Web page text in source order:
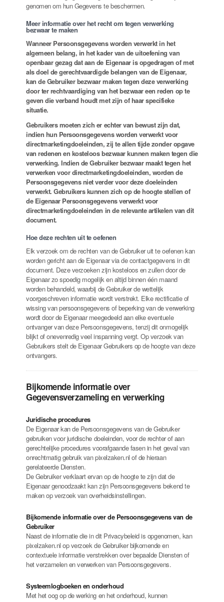
genomen om hun Gegevens te beschermen.
Meer informatie over het recht om tegen verwerking
bezwaar te maken
Wanneer Persoonsgegevens worden verwerkt in het
algemeen belang, in het kader van de uitoefening van
openbaar gezag dat aan de Eigenaar is opgedragen of met
als doel de gerechtvaardigde belangen van de Eigenaar,
kan de Gebruiker bezwaar maken tegen deze verwerking
door ter rechtvaardiging van het bezwaar een reden op te
geven die verband houdt met zijn of haar specifieke
situatie.
Gebruikers moeten zich er echter van bewust zijn dat,
indien hun Persoonsgegevens worden verwerkt voor
directmarketingdoeleinden, zij te allen tijde zonder opgave
van redenen en kosteloos bezwaar kunnen maken tegen die
verwerking. Indien de Gebruiker bezwaar maakt tegen het
verwerken voor directmarketingdoeleinden, worden de
Persoonsgegevens niet verder voor deze doeleinden
verwerkt. Gebruikers kunnen zich op de hoogte stellen of
de Eigenaar Persoonsgegevens verwerkt voor
directmarketingdoeleinden in de relevante artikelen van dit
document.
Hoe deze rechten uit te oefenen
Elk verzoek om de rechten van de Gebruiker uit te oefenen kan
worden gericht aan de Eigenaar via de contactgegevens in dit
document. Deze verzoeken zijn kosteloos en zullen door de
Eigenaar zo spoedig mogelijk en altijd binnen één maand
worden behandeld, waarbij de Gebruiker de wettelijk
voorgeschreven informatie wordt verstrekt. Elke rectificatie of
wissing van persoonsgegevens of beperking van de verwerking
wordt door de Eigenaar meegedeeld aan elke eventuele
ontvanger van deze Persoonsgegevens, tenzij dit onmogelijk
blijkt of onevenredig veel inspanning vergt. Op verzoek van
Gebruikers stelt de Eigenaar Gebruikers op de hoogte van deze
ontvangers.
Bijkomende informatie over
Gegevensverzameling en verwerking
Juridische procedures
De Eigenaar kan de Persoonsgegevens van de Gebruiker
gebruiken voor juridische doeleinden, voor de rechter of aan
gerechtelijke procedures voorafgaande fasen in het geval van
onrechtmatig gebruik van pixelzaken.nl of de hieraan
gerelateerde Diensten.
De Gebruiker verklaart ervan op de hoogte te zijn dat de
Eigenaar genoodzaakt kan zijn Persoonsgegevens bekend te
maken op verzoek van overheidsinstellingen.
Bijkomende informatie over de Persoonsgegevens van de
Gebruiker
Naast de informatie die in dit Privacybeleid is opgenomen, kan
pixelzaken.nl op verzoek de Gebruiker bijkomende en
contextuele informatie verstrekken over bepaalde Diensten of
het verzamelen en verwerken van Persoonsgegevens.
Systeemlogboeken en onderhoud
Met het oog op de werking en het onderhoud, kunnen